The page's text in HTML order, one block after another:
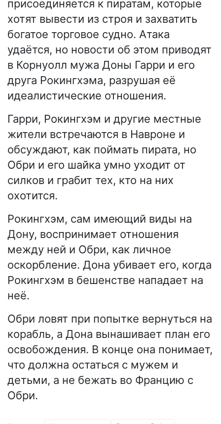
присоединяется к пиратам, которые
хотят вывести из строя и захватить
богатое торговое судно. Атака
удаётся, но новости об этом приводят
в Корнуолл мужа Доны Гарри и его
друга Рокингхэма, разрушая её
идеалистические отношения.
Гарри, Рокингхэм и другие местные
жители встречаются в Навроне и
обсуждают, как поймать пирата, но
Обри и его шайка умно уходит от
силков и грабит тех, кто на них
охотится.
Рокингхэм, сам имеющий виды на
Дону, воспринимает отношения
между ней и Обри, как личное
оскорбление. Дона убивает его, когда
Рокингхэм в бешенстве нападает на
неё.
Обри ловят при попытке вернуться на
корабль, а Дона вынашивает план его
освобождения. В конце она понимает,
что должна остаться с мужем и
детьми, а не бежать во Францию с
Обри.